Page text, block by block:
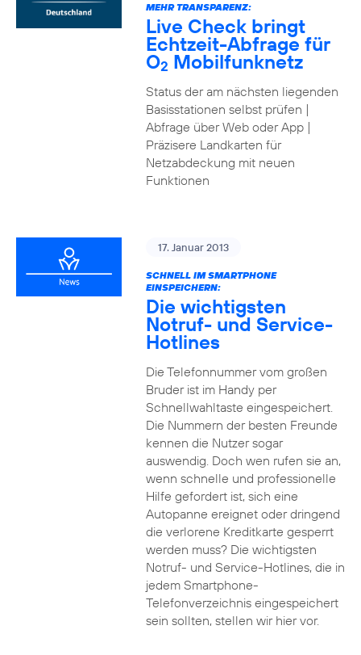
MEHR TRANSPARENZ:
Live Check bringt
Echtzeit-Abfrage für
O2 Mobilfunknetz
Status der am nächsten liegenden
Basisstationen selbst prüfen |
Abfrage über Web oder App |
Präzisere Landkarten für
Netzabdeckung mit neuen
Funktionen
17. Januar 2013
SCHNELL IM SMARTPHONE
EINSPEICHERN:
Die wichtigsten
Notruf- und Service-
Hotlines
Die Telefonnummer vom großen
Bruder ist im Handy per
Schnellwahltaste eingespeichert.
Die Nummern der besten Freunde
kennen die Nutzer sogar
auswendig. Doch wen rufen sie an,
wenn schnelle und professionelle
Hilfe gefordert ist, sich eine
Autopanne ereignet oder dringend
die verlorene Kreditkarte gesperrt
werden muss? Die wichtigsten
Notruf- und Service-Hotlines, die in
jedem Smartphone-
Telefonverzeichnis eingespeichert
sein sollten, stellen wir hier vor.